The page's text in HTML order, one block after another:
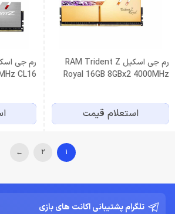
رم جی اسکیل RAM Trident Z
Royal 16GB 8GBx2 4000MHz
استعلام قیمت
CL16
1
2
←
تلگرام پشتیبانی اکانت های بازی